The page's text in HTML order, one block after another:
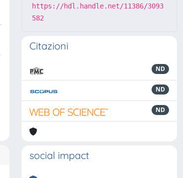
https://hdl.handle.net/11386/3093
582
Citazioni
ND
ND
ND
social impact